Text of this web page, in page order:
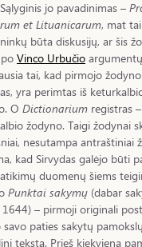
jo pavadinimas –
et Lituanicarum, mat
būta diskusijų, ar šis
Vinco Urbučio
tai, kad pirmojo
yra perimtas iš
O Dictionarium registras
žodyno. Taigi žodynai
nesutampa antraštiniai
kad Sirvydas galėjo būti
duomenų šiems
Punktai sakymų (dabar
1644) – pirmoji originali
savo paties sakytų
tekstą. Prieš kiekvieną